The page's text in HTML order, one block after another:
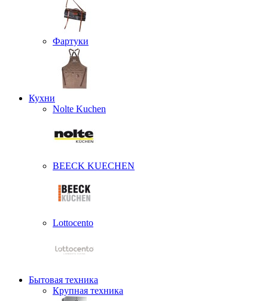
Фартуки
Кухни
Nolte Kuchen
BEECK KUECHEN
Lottocento
Бытовая техника
Крупная техника